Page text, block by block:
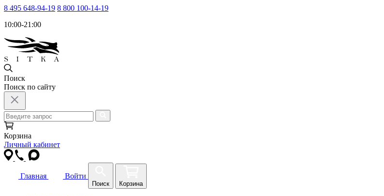
8 495 648-94-19 8 800 100-14-19
10:00-21:00
Поиск
Поиск по сайту
Корзина
Личный кабинет
Главная Войти
Поиск Корзина